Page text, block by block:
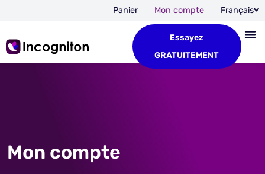
Panier Mon compte Français
Essayez
GRATUITEMENT
Mon compte